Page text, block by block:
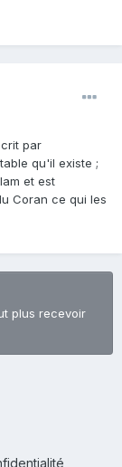
par
qu'il existe ;
et est
Coran ce qui les
plus recevoir